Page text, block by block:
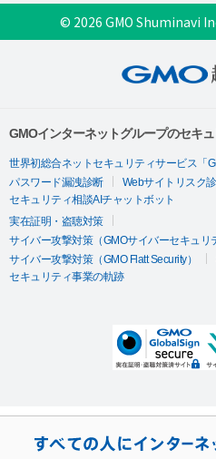
© 2026 GMO Shuminavi